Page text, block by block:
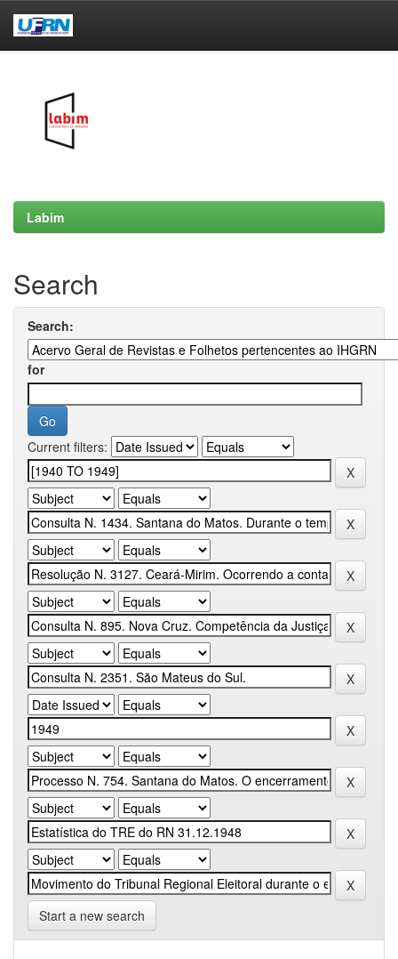
Labim
Search
Search:
for
Current filters:
Start a new search